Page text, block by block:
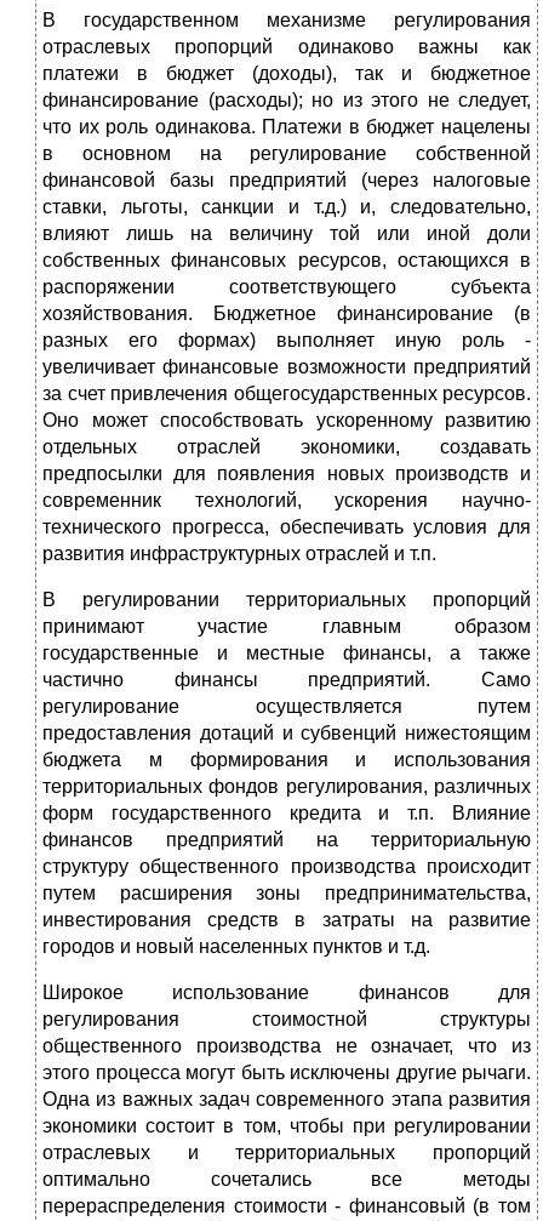
В государственном механизме регулирования
отраслевых пропорций одинаково важны как
платежи в бюджет (доходы), так и бюджетное
финансирование (расходы); но из этого не следует,
что их роль одинакова. Платежи в бюджет нацелены
в основном на регулирование собственной
финансовой базы предприятий (через налоговые
ставки, льготы, санкции и т.д.) и, следовательно,
влияют лишь на величину той или иной доли
собственных финансовых ресурсов, остающихся в
распоряжении соответствующего субъекта
хозяйствования. Бюджетное финансирование (в
разных его формах) выполняет иную роль -
увеличивает финансовые возможности предприятий
за счет привлечения общегосударственных ресурсов.
Оно может способствовать ускоренному развитию
отдельных отраслей экономики, создавать
предпосылки для появления новых производств и
современник технологий, ускорения научно-
технического прогресса, обеспечивать условия для
развития инфраструктурных отраслей и т.п.
В регулировании территориальных пропорций
принимают участие главным образом
государственные и местные финансы, а также
частично финансы предприятий. Само
регулирование осуществляется путем
предоставления дотаций и субвенций нижестоящим
бюджета м формирования и использования
территориальных фондов регулирования, различных
форм государственного кредита и т.п. Влияние
финансов предприятий на территориальную
структуру общественного производства происходит
путем расширения зоны предпринимательства,
инвестирования средств в затраты на развитие
городов и новый населенных пунктов и т.д.
Широкое использование финансов для
регулирования стоимостной структуры
общественного производства не означает, что из
этого процесса могут быть исключены другие рычаги.
Одна из важных задач современного этапа развития
экономики состоит в том, чтобы при регулировании
отраслевых и территориальных пропорций
оптимально сочетались все методы
перераспределения стоимости - финансовый (в том